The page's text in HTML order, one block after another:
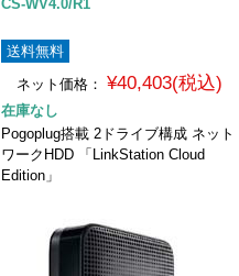
CS-WV4.0/R1
送料無料
ネット価格： ¥40,403(税込)
在庫なし
Pogoplug搭載 2ドライブ構成 ネット
ワークHDD 「LinkStation Cloud
Edition」